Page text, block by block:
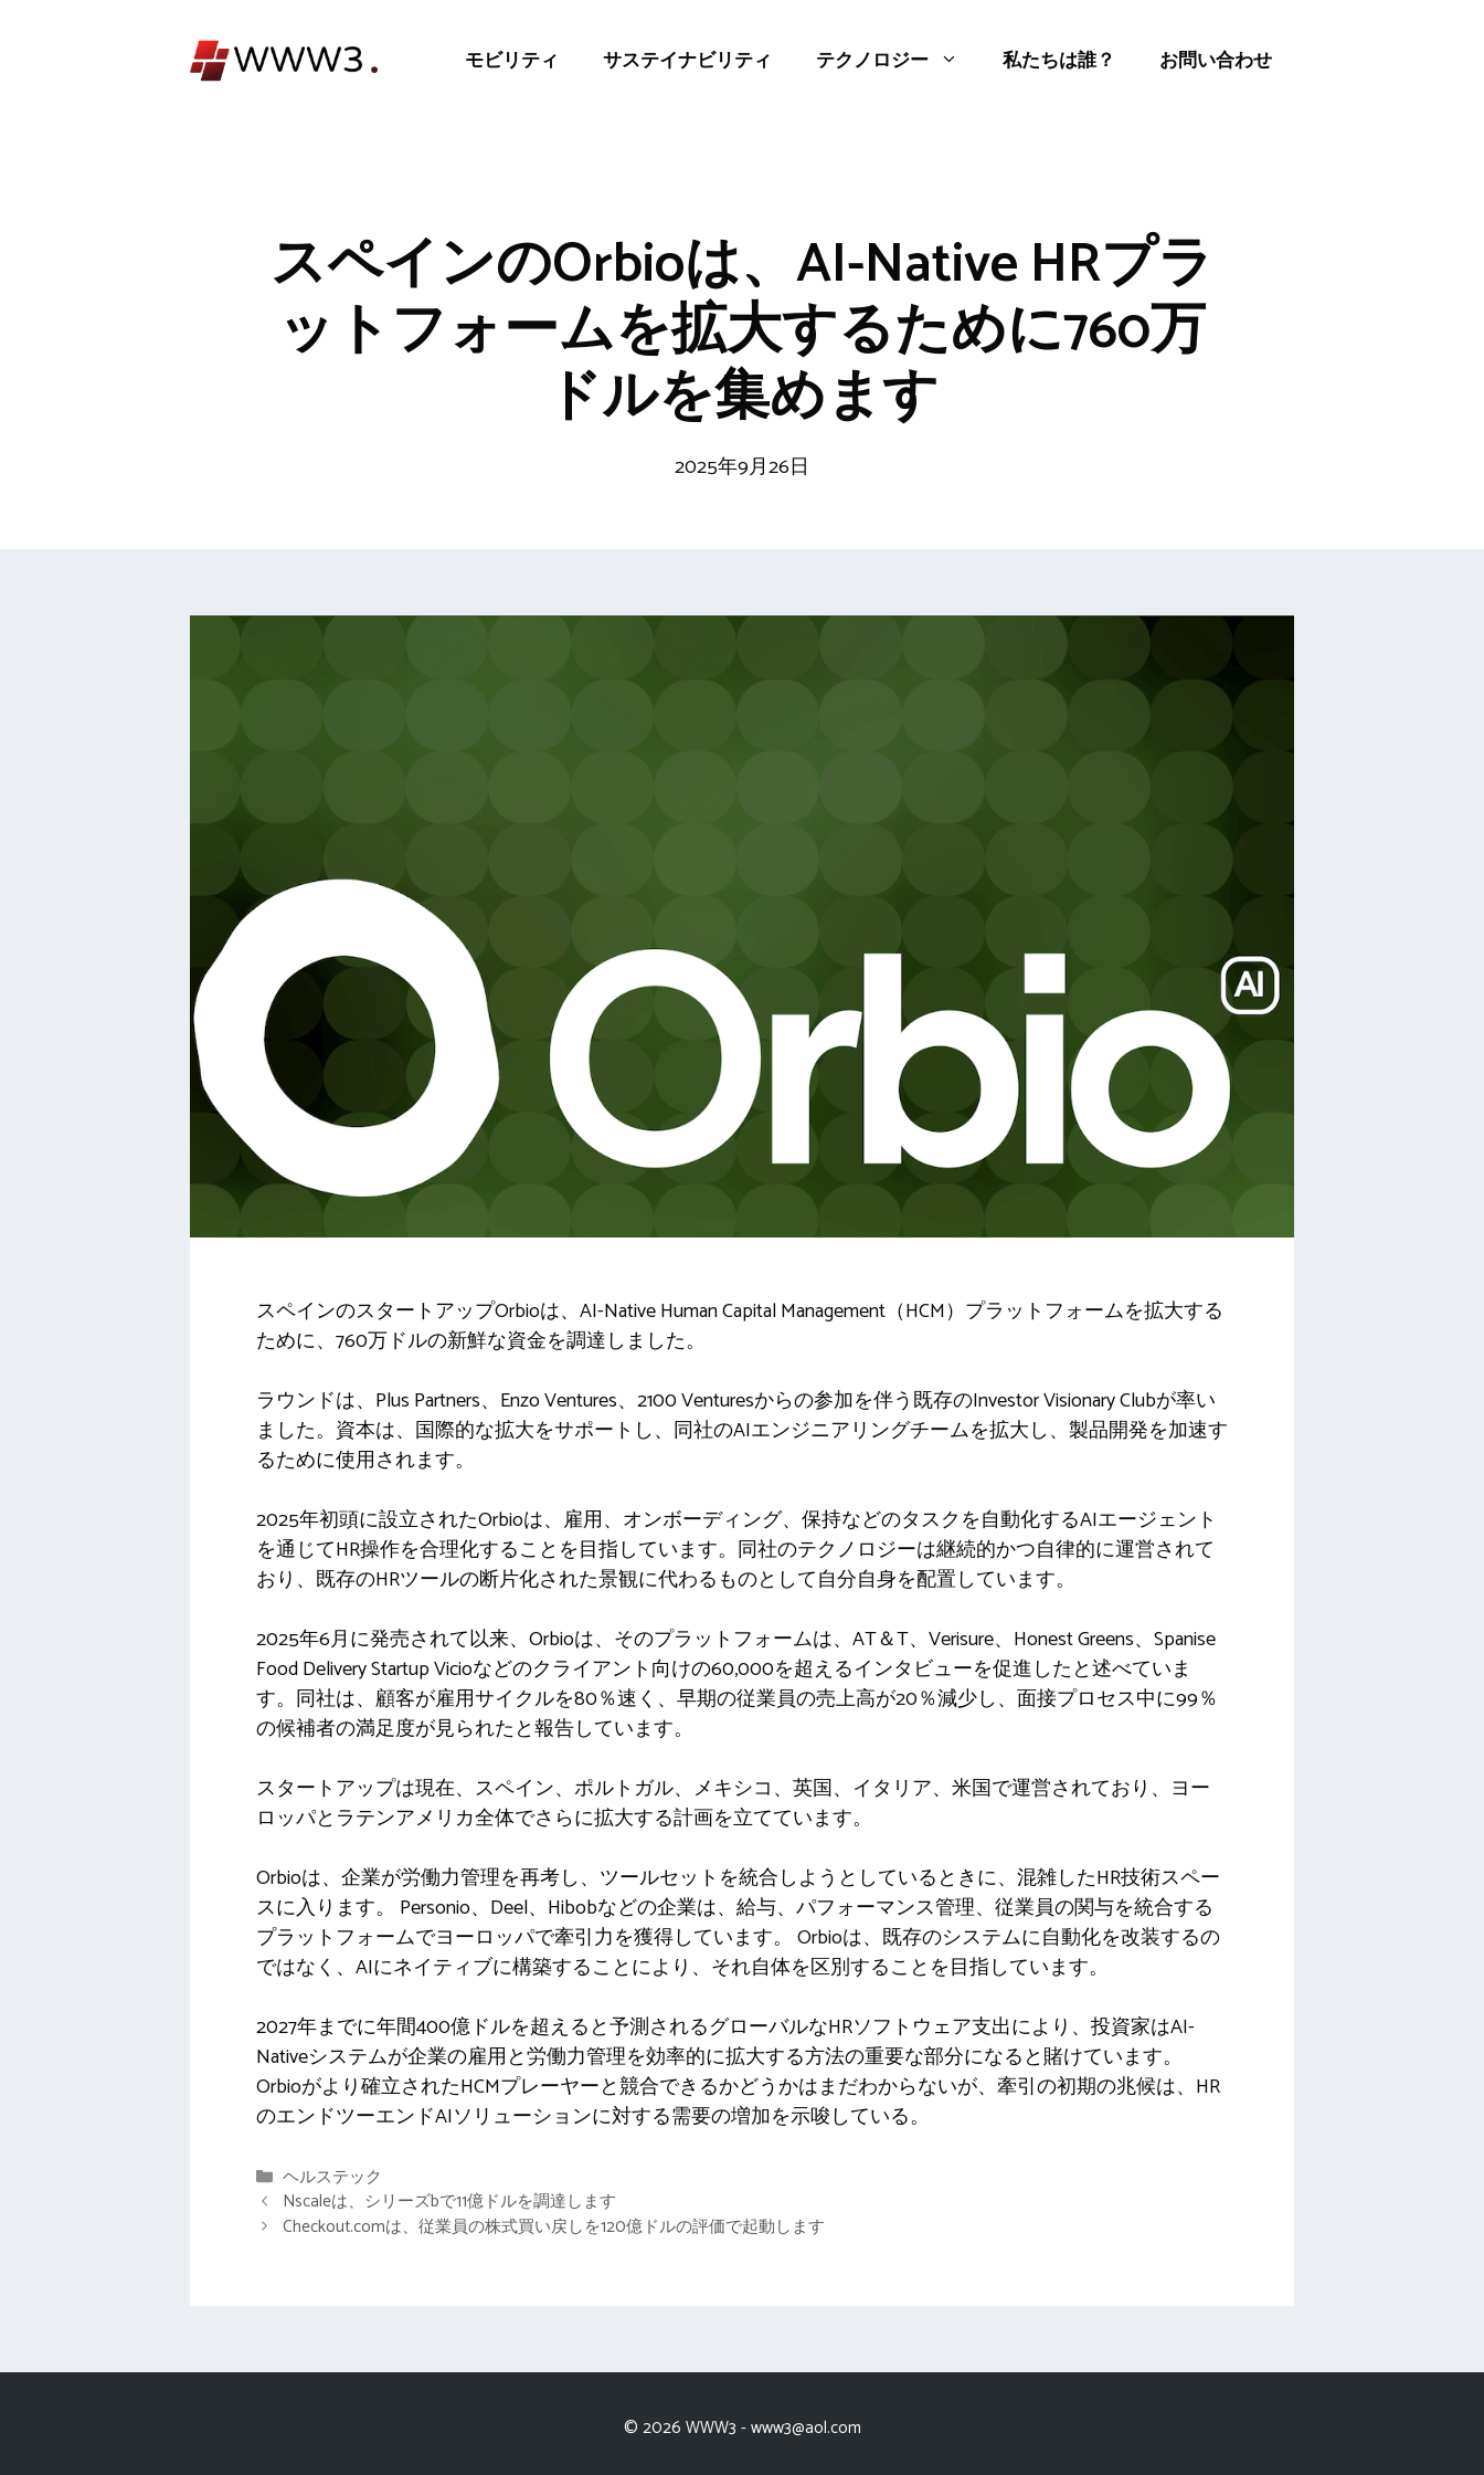
モビリティ サステイナビリティ テクノロジー 私たちは誰？ お問い合わせ
スペインのOrbioは、AI-Native HRプラ
ットフォームを拡大するために760万
ドルを集めます
2025年9月26日
スペインのスタートアップOrbioは、AI-Native Human Capital Management（HCM）プラットフォームを拡大する
ために、760万ドルの新鮮な資金を調達しました。
ラウンドは、Plus Partners、Enzo Ventures、2100 Venturesからの参加を伴う既存のInvestor Visionary Clubが率い
ました。資本は、国際的な拡大をサポートし、同社のAIエンジニアリングチームを拡大し、製品開発を加速す
るために使用されます。
2025年初頭に設立されたOrbioは、雇用、オンボーディング、保持などのタスクを自動化するAIエージェント
を通じてHR操作を合理化することを目指しています。同社のテクノロジーは継続的かつ自律的に運営されて
おり、既存のHRツールの断片化された景観に代わるものとして自分自身を配置しています。
2025年6月に発売されて以来、Orbioは、そのプラットフォームは、AT＆T、Verisure、Honest Greens、Spanise
Food Delivery Startup Vicioなどのクライアント向けの60,000を超えるインタビューを促進したと述べていま
す。同社は、顧客が雇用サイクルを80％速く、早期の従業員の売上高が20％減少し、面接プロセス中に99％
の候補者の満足度が見られたと報告しています。
スタートアップは現在、スペイン、ポルトガル、メキシコ、英国、イタリア、米国で運営されており、ヨー
ロッパとラテンアメリカ全体でさらに拡大する計画を立てています。
Orbioは、企業が労働力管理を再考し、ツールセットを統合しようとしているときに、混雑したHR技術スペー
スに入ります。 Personio、Deel、Hibobなどの企業は、給与、パフォーマンス管理、従業員の関与を統合する
プラットフォームでヨーロッパで牽引力を獲得しています。 Orbioは、既存のシステムに自動化を改装するの
ではなく、AIにネイティブに構築することにより、それ自体を区別することを目指しています。
2027年までに年間400億ドルを超えると予測されるグローバルなHRソフトウェア支出により、投資家はAI-
Nativeシステムが企業の雇用と労働力管理を効率的に拡大する方法の重要な部分になると賭けています。
Orbioがより確立されたHCMプレーヤーと競合できるかどうかはまだわからないが、牽引の初期の兆候は、HR
のエンドツーエンドAIソリューションに対する需要の増加を示唆している。
カ
テ
ゴ
ヘルステック
Nscaleは、シリーズbで11億ドルを調達します
Checkout.comは、従業員の株式買い戻しを120億ドルの評価で起動します
© 2026 WWW3 -www3@aol.com